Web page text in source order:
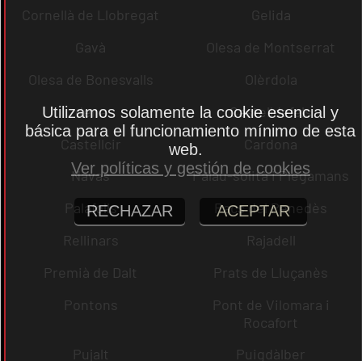
Cornellà de Llobregat
Gelida
Gavà
Olesa de Montserrat
Olesa de Bonesvalls
Olèrdola
dena
Castelldefels
Castellcir
Cardona
Navas
Palau-solità i Plegamans
Palafolls
Pacs del Penedès
Rellinars
Rajadell
Premià de Dalt
Prats de Lluçanès
Pontons
Pont de Vilomara i
Rocafort
Pujalt
Puigdàlber
Utilizamos solamente la cookie esencial y
básica para el funcionamiento mínimo de esta
web.
Ver políticas y gestión de cookies
RECHAZAR ACEPTAR